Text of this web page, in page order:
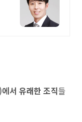
서 유래한 조직들